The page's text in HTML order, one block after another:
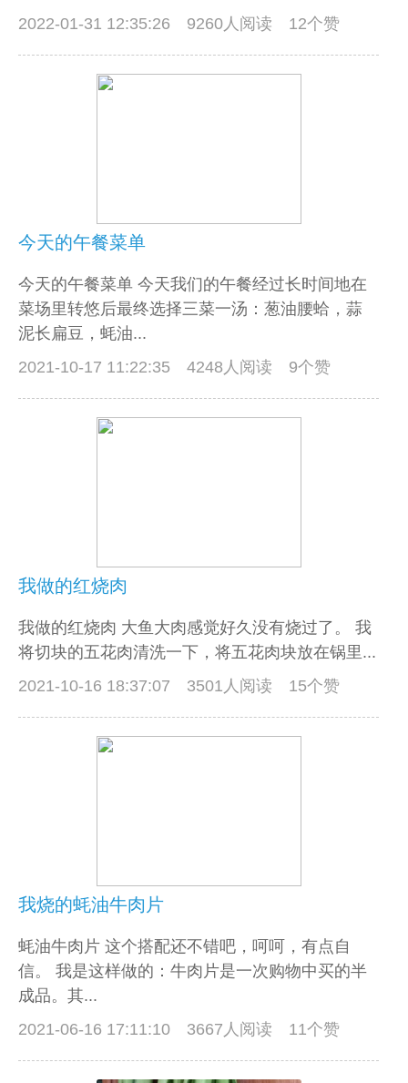
2022-01-31 12:35:26
9260人阅读 12个赞
今天的午餐菜单
今天的午餐菜单 今天我们的午餐经过长时间地在
菜场里转悠后最终选择三菜一汤：葱油腰蛤，蒜
泥长扁豆，蚝油...
2021-10-17 11:22:35
4248人阅读 9个赞
我做的红烧肉
我做的红烧肉 大鱼大肉感觉好久没有烧过了。 我
将切块的五花肉清洗一下，将五花肉块放在锅里...
2021-10-16 18:37:07
3501人阅读 15个赞
我烧的蚝油牛肉片
蚝油牛肉片 这个搭配还不错吧，呵呵，有点自
信。 我是这样做的：牛肉片是一次购物中买的半
成品。其...
2021-06-16 17:11:10
3667人阅读 11个赞